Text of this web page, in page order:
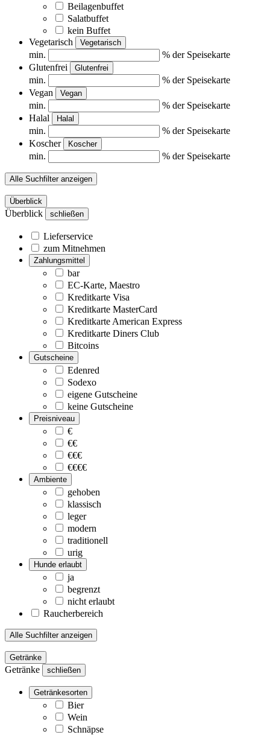
Beilagenbuffet
Salatbuffet
kein Buffet
Vegetarisch
Vegetarisch
min.
% der Speisekarte
Glutenfrei
Glutenfrei
min.
% der Speisekarte
Vegan
Vegan
min.
% der Speisekarte
Halal
Halal
min.
% der Speisekarte
Koscher
Koscher
min. % der Speisekarte
Alle Suchfilter anzeigen
Überblick
Überblick schließen
Lieferservice
zum Mitnehmen
Zahlungsmittel
bar
EC-Karte, Maestro
Kreditkarte Visa
Kreditkarte MasterCard
Kreditkarte American Express
Kreditkarte Diners Club
Bitcoins
Gutscheine
Edenred
Sodexo
eigene Gutscheine
keine Gutscheine
Preisniveau
€
€€
€€€
€€€€
Ambiente
gehoben
klassisch
leger
modern
traditionell
urig
Hunde erlaubt
ja
begrenzt
nicht erlaubt
Raucherbereich
Alle Suchfilter anzeigen
Getränke
Getränke schließen
Getränkesorten
Bier
Wein
Schnäpse